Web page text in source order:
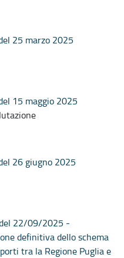
25 marzo 2025
15 maggio 2025
26 giugno 2025
22/09/2025 -
definitiva dello schema
tra la Regione Puglia e